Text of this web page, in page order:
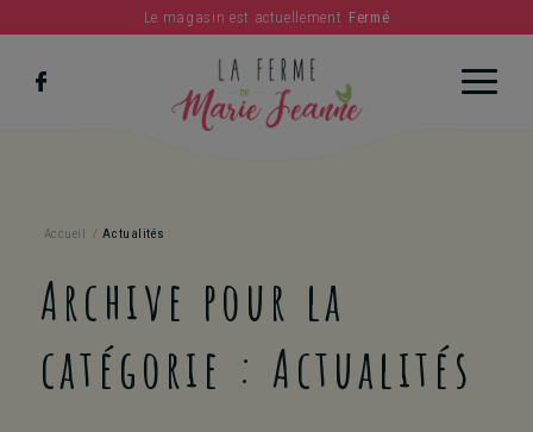
Le magasin est actuellement Fermé
c
Archive pour la
catégorie : Actualités
Accueil / Actualités